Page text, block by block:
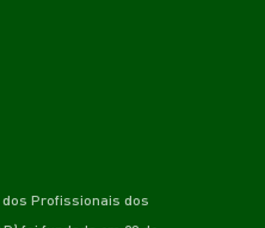
Profissionais dos